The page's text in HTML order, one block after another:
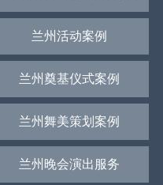
兰州活动案例
兰州奠基仪式案例
兰州舞美策划案例
兰州晚会演出服务